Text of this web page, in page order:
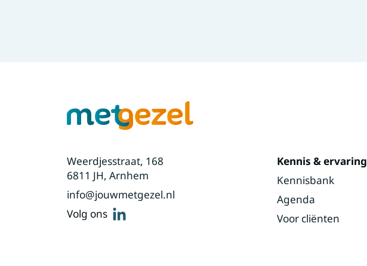
Weerdjesstraat, 168
6811 JH, Arnhem
info@jouwmetgezel.nl
Volg ons linkedin
Kennis & ervaring
Kennisbank
Agenda
Voor cliënten